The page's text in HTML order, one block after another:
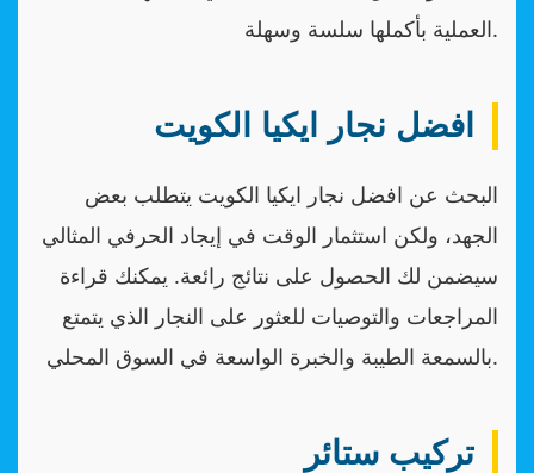
العملية بأكملها سلسة وسهلة.
افضل نجار ايكيا الكويت
البحث عن افضل نجار ايكيا الكويت يتطلب بعض
الجهد، ولكن استثمار الوقت في إيجاد الحرفي المثالي
سيضمن لك الحصول على نتائج رائعة. يمكنك قراءة
المراجعات والتوصيات للعثور على النجار الذي يتمتع
بالسمعة الطيبة والخبرة الواسعة في السوق المحلي.
تركيب ستائر